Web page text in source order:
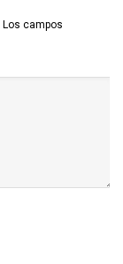
Los campos